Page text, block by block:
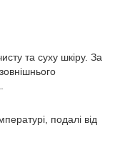
та суху шкіру. За
подалі від